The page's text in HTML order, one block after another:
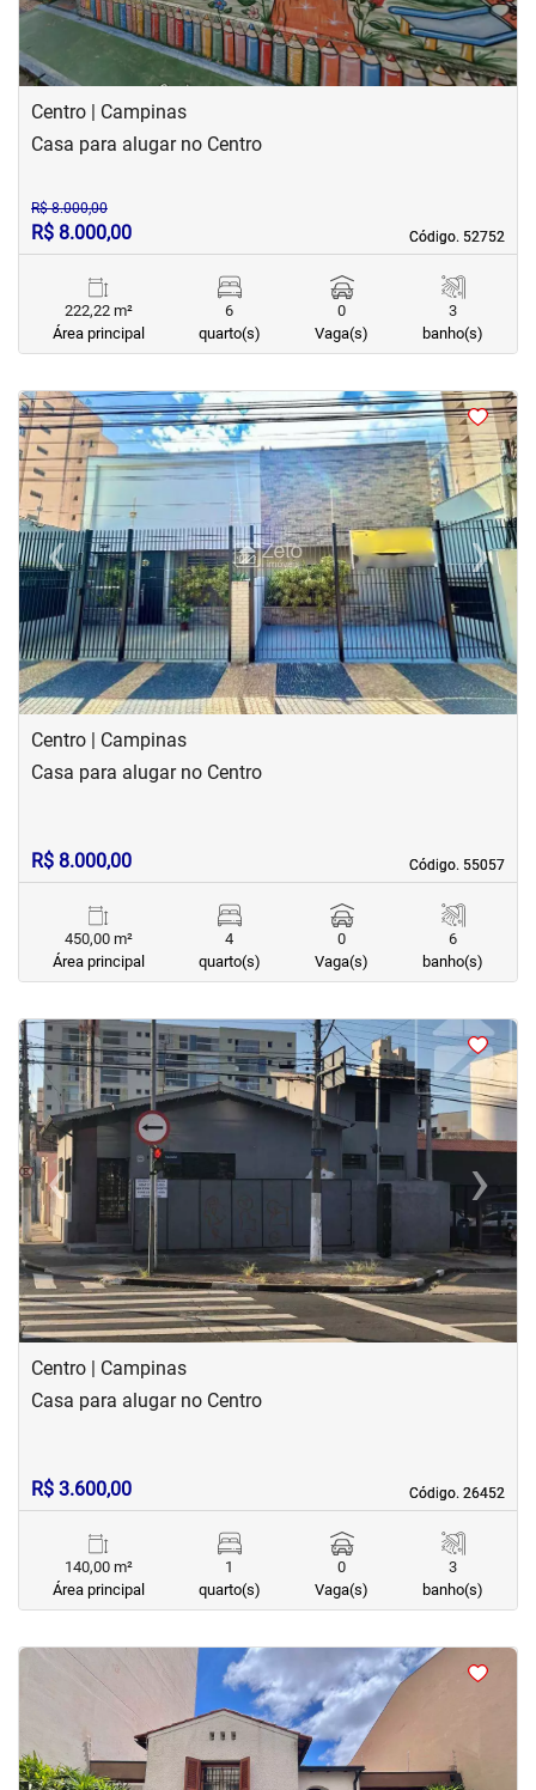
Centro | Campinas
Código. 52752
Código. 52752
Casa para alugar no Centro
R$ 8.000,00
R$ 8.000,00
222,22 m²
Área principal
6
quarto(s)
0
Vaga(s)
3
banho(s)
<<<<
‹Previous ›Next
Centro | Campinas
Código. 55057
Código. 55057
Casa para alugar no Centro
R$ 8.000,00
450,00 m²
Área principal
4
quarto(s)
0
Vaga(s)
6
banho(s)
<<< <
‹Previous ›Next
Centro | Campinas
Código. 26452
Código. 26452
Casa para alugar no Centro
R$ 3.600,00
140,00 m²
Área principal
1
quarto(s)
0
Vaga(s)
3
banho(s)
<